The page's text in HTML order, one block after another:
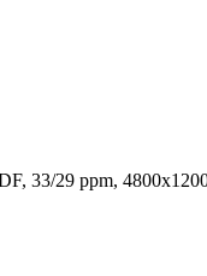
33/29 ppm,